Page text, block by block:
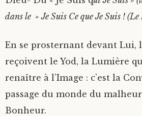
dans le » Je Suis Ce que Je Suis ! (Le
En se prosternant devant Lui,
reçoivent le Yod, la Lumière
renaître à l’Image : c’est la
passage du monde du
Bonheur.